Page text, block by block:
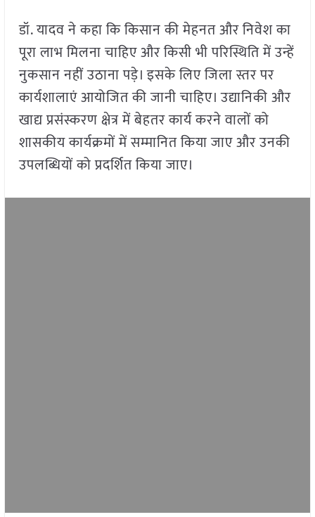
डॉ. यादव ने कहा कि किसान की मेहनत और निवेश का
पूरा लाभ मिलना चाहिए और किसी भी परिस्थिति में उन्हें
नुकसान नहीं उठाना पड़े। इसके लिए जिला स्तर पर
कार्यशालाएं आयोजित की जानी चाहिए। उद्यानिकी और
खाद्य प्रसंस्करण क्षेत्र में बेहतर कार्य करने वालों को
शासकीय कार्यक्रमों में सम्मानित किया जाए और उनकी
उपलब्धियों को प्रदर्शित किया जाए।